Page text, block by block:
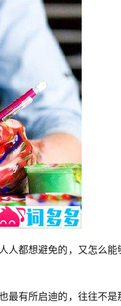
人都想避免的，又怎么能
最有所启迪的，往往不是